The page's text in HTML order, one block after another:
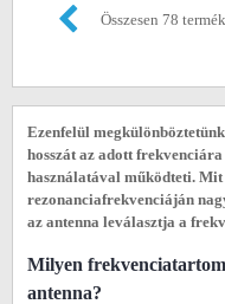
Összesen 78
Ezenfelül
hosszát az adott
használatával működteti. Mit
rezonanciafrekvenciáján
az antenna leválasztja a
Milyen
antenna?